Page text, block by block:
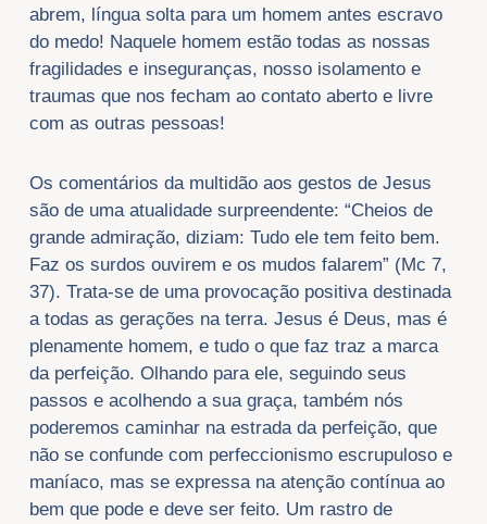
abrem, língua solta para um homem antes escravo
do medo! Naquele homem estão todas as nossas
fragilidades e inseguranças, nosso isolamento e
traumas que nos fecham ao contato aberto e livre
com as outras pessoas!
Os comentários da multidão aos gestos de Jesus
são de uma atualidade surpreendente: “Cheios de
grande admiração, diziam: Tudo ele tem feito bem.
Faz os surdos ouvirem e os mudos falarem” (Mc 7,
37). Trata-se de uma provocação positiva destinada
a todas as gerações na terra. Jesus é Deus, mas é
plenamente homem, e tudo o que faz traz a marca
da perfeição. Olhando para ele, seguindo seus
passos e acolhendo a sua graça, também nós
poderemos caminhar na estrada da perfeição, que
não se confunde com perfeccionismo escrupuloso e
maníaco, mas se expressa na atenção contínua ao
bem que pode e deve ser feito. Um rastro de